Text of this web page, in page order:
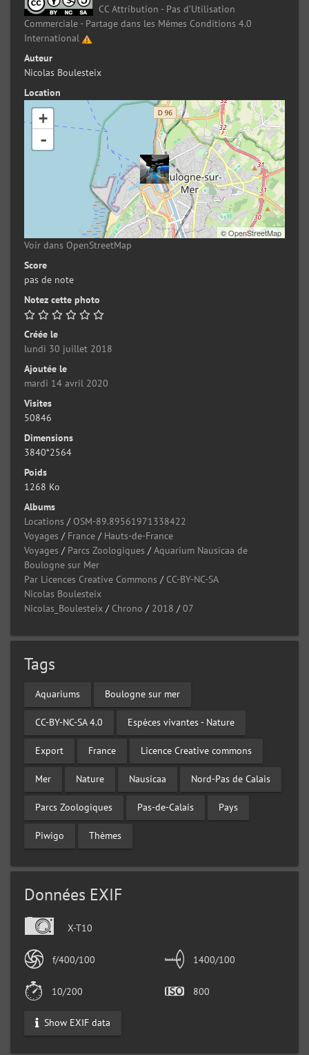
CC Attribution - Pas d’Utilisation
Commerciale - Partage dans les Mêmes Conditions 4.0
International
Auteur
Nicolas Boulesteix
Location
+
-
©OpenStreetMap
Voir dans OpenStreetMap
Score
pas de note
Notez cette photo
Créée le
lundi 30 juillet 2018
Ajoutée le
mardi 14 avril 2020
Visites
50846
Dimensions
3840*2564
Poids
1268 Ko
Albums
Locations / OSM-89.89561971338422
Voyages / France / Hauts-de-France
Voyages / Parcs Zoologiques /Aquarium Nausicaa de
Boulogne sur Mer
Par Licences Creative Commons / CC-BY-NC-SA
Nicolas Boulesteix
Nicolas_Boulesteix / Chrono / 2018 /07
Tags
Aquariums Boulogne sur mer
CC-BY-NC-SA 4.0 Espèces vivantes - Nature
Export France Licence Creative commons
Mer Nature Nausicaa Nord-Pas de Calais
Parcs Zoologiques Pas-de-Calais Pays
Piwigo Thèmes
Données EXIF
X-T10
f/400/100 1400/100
10/200 800
Show EXIF data